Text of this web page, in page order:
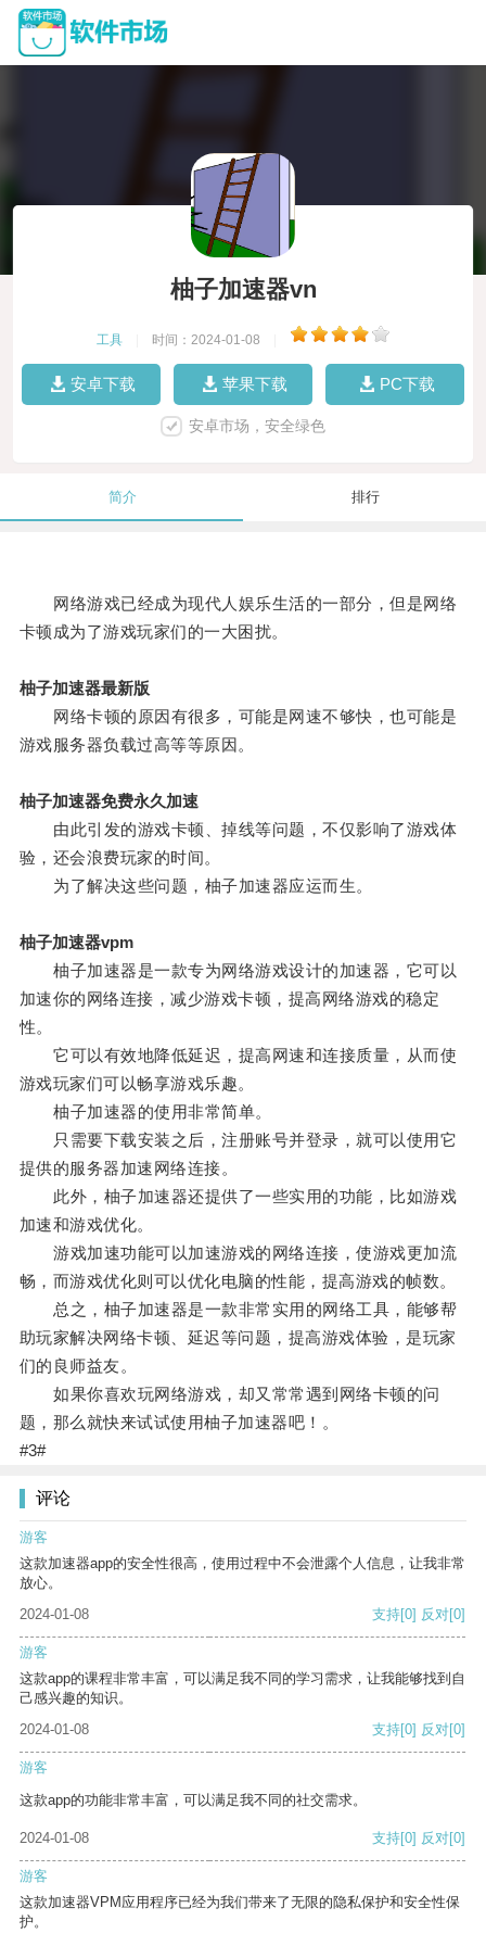
柚子加速器vn
工具 时间：2024-01-08
安卓下载 苹果下载 PC下载
安卓市场，安全绿色
简介 排行
网络游戏已经成为现代人娱乐生活的一部分，但是网络
卡顿成为了游戏玩家们的一大困扰。
柚子加速器最新版
网络卡顿的原因有很多，可能是网速不够快，也可能是
游戏服务器负载过高等等原因。
柚子加速器免费永久加速
由此引发的游戏卡顿、掉线等问题，不仅影响了游戏体
验，还会浪费玩家的时间。
为了解决这些问题，柚子加速器应运而生。
柚子加速器vpm
柚子加速器是一款专为网络游戏设计的加速器，它可以
加速你的网络连接，减少游戏卡顿，提高网络游戏的稳定
性。
它可以有效地降低延迟，提高网速和连接质量，从而使
游戏玩家们可以畅享游戏乐趣。
柚子加速器的使用非常简单。
只需要下载安装之后，注册账号并登录，就可以使用它
提供的服务器加速网络连接。
此外，柚子加速器还提供了一些实用的功能，比如游戏
加速和游戏优化。
游戏加速功能可以加速游戏的网络连接，使游戏更加流
畅，而游戏优化则可以优化电脑的性能，提高游戏的帧数。
总之，柚子加速器是一款非常实用的网络工具，能够帮
助玩家解决网络卡顿、延迟等问题，提高游戏体验，是玩家
们的良师益友。
如果你喜欢玩网络游戏，却又常常遇到网络卡顿的问
题，那么就快来试试使用柚子加速器吧！。
#3#
评论
游客
这款加速器app的安全性很高，使用过程中不会泄露个人信息，让我非常
放心。
2024-01-08
支持[0] 反对[0]
游客
这款app的课程非常丰富，可以满足我不同的学习需求，让我能够找到自
己感兴趣的知识。
2024-01-08
支持[0] 反对[0]
游客
这款app的功能非常丰富，可以满足我不同的社交需求。
2024-01-08 支持[0] 反对[0]
游客
这款加速器VPM应用程序已经为我们带来了无限的隐私保护和安全性保
护。